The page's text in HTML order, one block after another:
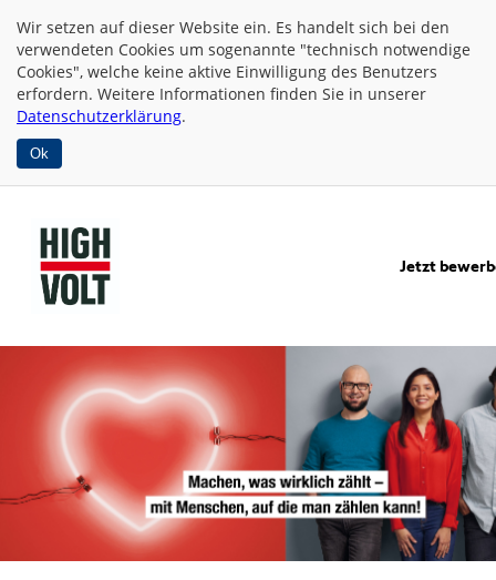
Wir setzen auf dieser Website ein. Es handelt sich bei den
verwendeten Cookies um sogenannte "technisch notwendige
Cookies", welche keine aktive Einwilligung des Benutzers
erfordern. Weitere Informationen finden Sie in unserer
Datenschutzerklärung.
Ok
Jetzt